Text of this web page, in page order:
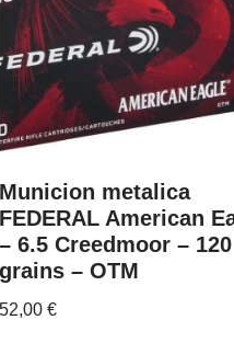
Municion metalica
FEDERAL American
– 6.5 Creedmoor – 120
grains – OTM
52,00 €